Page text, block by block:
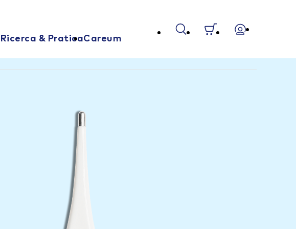
Ricerca & PraticaCareum